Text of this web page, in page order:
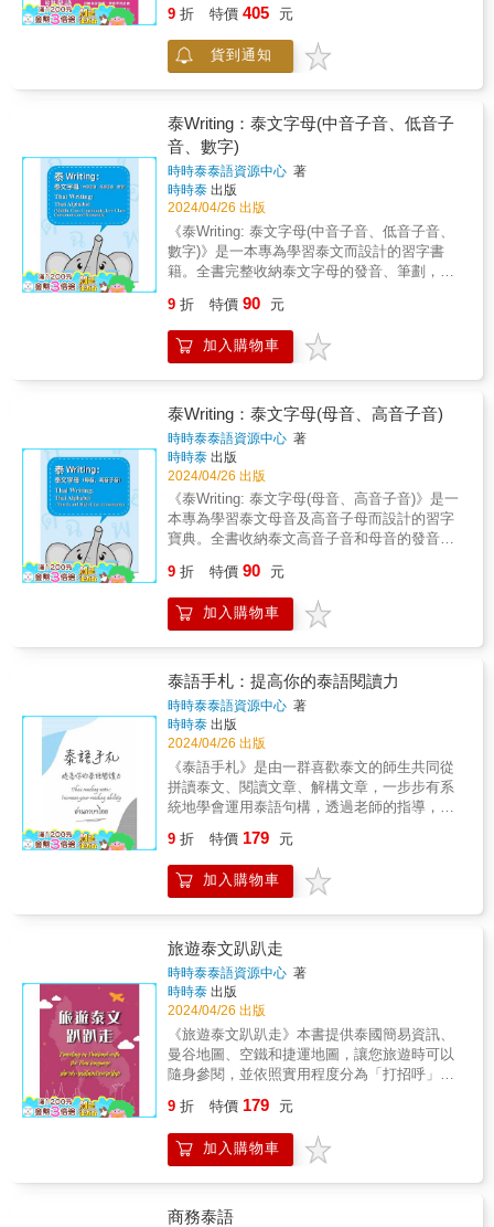
行動學習，即掃即聽， 隨時隨地，可提升聽
從字母、發音、單字、會話， 1天只要10分
鐘，泰語馬上開口說。 本書最大特色， 是從字
母發音開始介紹， 接著由日常生活中的情境切
況， 教讀者從最簡單、最實用的語句開始學
起。 「30秒記住這個說法！」就是針對此設
計； 「一說就會練習區」是為了加強句型練
習、舉一反三； 「聊天室」是在會話中，運用
之前所學的語句，加深學習印象； 「單字易開
罐」則將精華單字一網打盡，協助讀者更靈活
運用。 【泰國是最好的渡假天堂】 這幾年到泰
國投資、觀光的國人很多， 國內已有眾多的泰
嫁到台灣來， 成為台灣新住民。 隨著兩地經貿
往來的密切， 也有不少到泰國洽公、商務的人
士， 外商能學好泰語，才能加強與本地人溝
通。 物美價廉的泰國旅遊消費， 是國人旅遊的
觀光客人數極多。 能懂些泰語，觀光、經商、
工作都能更便利。 本書特色 簡易中文注音學習
法，會中文就能說泰語 ◆馬上可以說：懂中文
就會說泰語，大家都能輕鬆開口說。現學現
賣，立即套用。 ◆馬上可以聽：中文、泰語、
中文拼音對照超實用，快速溝通有一套。 ◆一
指也能通：泰語不熟沒關係，你指中文、他看
泰語也能通。赴泰國觀光、生活必備隨身書，
聽說手比皆可通。 &
導遊，旅遊泰國才能更愉快！&4.泰國地理位置
圖和泰國文化知識，附錄內容包羅萬象！
本書除了學習泰語外，還有數十則有關泰國的
最多樣的泰國歷史文化資訊「泰國哪一地區的
古城，被聯合國列為世界遺產」、以及最實用
的泰國地理位置圖&hellip;&hellip;，不但可以開
拓您的視野，還可以增加您對泰國的認識！
&&★本書7大特色，旅遊泰語，帶這本就夠
了！1.鎖定8大主題，最完整！ 「準備
篇」、「機場篇」、「交通篇」、「住宿
篇」、「用餐篇」、「觀光篇」、「購物
篇」、「困擾篇」，精心選出最實用好記的單
字、一句話與會話教學，一書在手，在泰國暢
死背文法，運用最簡單的句型，替換最實用的
單字，說泰語一點都不難！&3.跟泰國人說說
看，最擬真！ 勇敢說，泰語才會進步！旅
切的泰語！&4.暢遊泰國QA，最深入！ 泰
國提供哪些型態的住宿？哪一道是最具代表性
的泰式料理？「暢遊泰國QA！」讓泰國達人為
您細數泰國生活大小事，讓您更了解泰國，融
入當地文化！&5.全書泰語皆附上泰語發音標示
法，最好唸！ 全書所有單字、會話都貼心
加註泰國官方公定的泰語發音標示法，讓您無
最多元！ 泰國地圖、泰國的水果和節慶
&hellip;&hellip;，一次備齊所有玩泰國想知道的
大小細節，玩泰國帶這本就夠了！&7.掃描QR
下載，一邊旅遊一邊聆聽，立刻就能說出一口
漂亮又道地的泰語！&& 《旅遊泰語，帶這
本就夠了！》全書泰語皆附有羅馬拼音，只要
帶著本書，就能開口說泰語走遍泰國！
詳細探討泰語組成的四個元素，提供實用的學
習訣竅，讓學習者能夠更有效地掌握語言的要
素，透過一步步的教學深入解析複雜的拼音規
日常對話，逐步建立基礎泰語實力。為了提升
學習效果，本書附有QR code雲端音檔，使讀
者能夠隨時隨地透過聆聽提升聽力和發音。
9 折 特價 405 元
貨到通知
泰Writing：泰文字母(中音子音、低音子
音、數字)
時時泰泰語資源中心 著
時時泰 出版
2024/04/26 出版
《泰Writing: 泰文字母(中音子音、低音子音、
數字)》是一本專為學習泰文而設計的習字書
籍。全書完整收納泰文字母的發音、筆劃，並
時，輕鬆掌握實用單字，並融入泰文子音的練
習、聽寫和益智遊戲，使學習過程更生動有
趣。
9 折 特價 90 元
加入購物車
泰Writing：泰文字母(母音、高音子音)
時時泰泰語資源中心 著
時時泰 出版
2024/04/26 出版
《泰Writing: 泰文字母(母音、高音子音)》是一
本專為學習泰文母音及高音子母而設計的習字
寶典。全書收納泰文高音子音和母音的發音、
字母的同時，輕鬆掌握實用單字。本書精心提
供泰文的QRcode音檔，讓您可以隨時隨地透過
聆聽來提升發音準確度，同時進行寫字練習。
伴。
9 折 特價 90 元
加入購物車
泰語手札：提高你的泰語閱讀力
時時泰泰語資源中心 著
時時泰 出版
2024/04/26 出版
《泰語手札》是由一群喜歡泰文的師生共同從
拼讀泰文、閱讀文章、解構文章，一步步有系
統地學會運用泰語句構，透過老師的指導，開
習泰語」、「尋找幸福的價值」等。這些文章
不僅記錄師生共學、共讀、共創的成長痕跡，
也開啟泰文閱讀的新里程碑，此外，也是學習
9 折 特價 179 元
加入購物車
旅遊泰文趴趴走
時時泰泰語資源中心 著
時時泰 出版
2024/04/26 出版
《旅遊泰文趴趴走》本書提供泰國簡易資訊、
曼谷地圖、空鐵和捷運地圖，讓您旅遊時可以
隨身參閱，並依照實用程度分為「打招呼」、
食」、「旅遊景點」等六大情境，搭配前往泰
國旅遊時所用的單字以及簡單的句型，並附上
雲端QRcode連結，讓您旅遊沒煩惱！ &
9 折 特價 179 元
加入購物車
商務泰語